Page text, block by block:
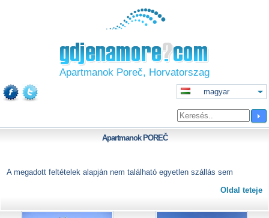
Apartmanok Poreč, Horvatorszag
magyar
Apartmanok POREČ
A megadott feltételek alapján nem található egyetlen szállás sem
Oldal teteje